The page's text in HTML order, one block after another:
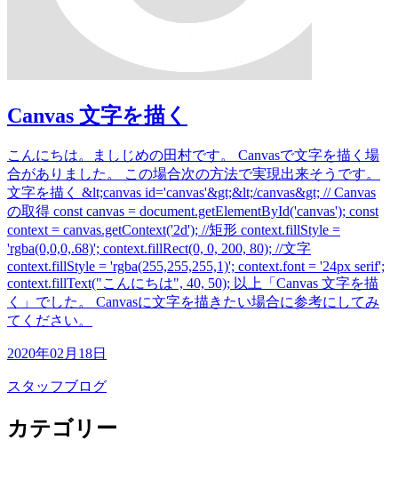
Canvas 文字を描く
こんにちは。ましじめの田村です。 Canvasで文字を描く場
合がありました。 この場合次の方法で実現出来そうです。
文字を描く &lt;canvas id='canvas'&gt;&lt;/canvas&gt; // Canvas
の取得 const canvas = document.getElementById('canvas'); const
context = canvas.getContext('2d'); //矩形 context.fillStyle =
'rgba(0,0,0,.68)'; context.fillRect(0, 0, 200, 80); //文字
context.fillStyle = 'rgba(255,255,255,1)'; context.font = '24px serif';
context.fillText("こんにちは", 40, 50); 以上「Canvas 文字を描
く」でした。 Canvasに文字を描きたい場合に参考にしてみ
てください。
2020年02月18日
スタッフブログ
カテゴリー